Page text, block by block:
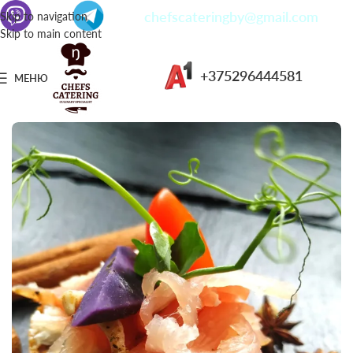
Skip to navigation
Skip to main content
chefscateringby@gmail.com
МЕНЮ +375296444581